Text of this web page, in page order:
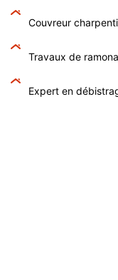
Couvreur
Travaux de
Expert en